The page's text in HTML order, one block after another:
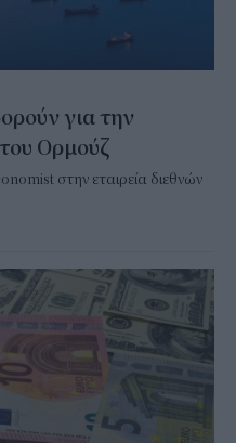
για την
Ορμούζ
στην εταιρεία διεθνών